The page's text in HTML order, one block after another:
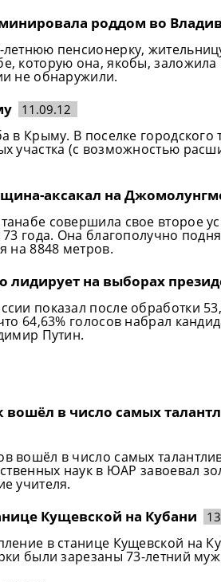
роддом во
пенсионерку,
которую она, якобы, заложила
не обнаружили.
11.09.12
в Крыму. В поселке
участка (с возможностью
аксакал на
совершила свое второе
года. Она благополучно
на 8848 метров.
лидирует на выборах
показал после обработки
64,63% голосов набрал
Путин.
вошёл в число самых
вошёл в число самых
наук в ЮАР завоевал
учителя.
Кущевской на Кубани
в станице Кущевской на
были зарезаны 73-летний